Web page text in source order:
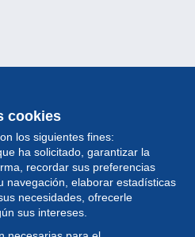
cookies
los siguientes fines:
ha solicitado, garantizar la
recordar sus preferencias
navegación, elaborar estadísticas
necesidades, ofrecerle
sus intereses.